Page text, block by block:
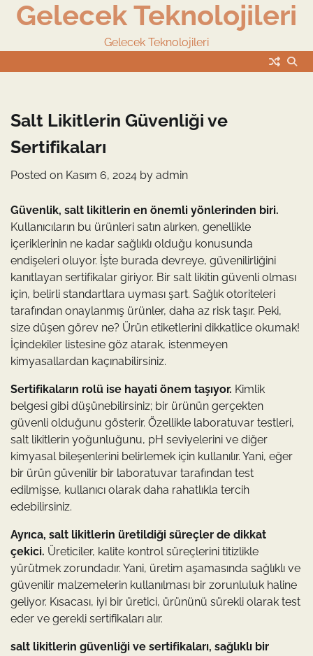
SkipGelecek Teknolojileri
Gelecek Teknolojileri
Salt Likitlerin Güvenliği ve
Sertifikaları
Posted on Kasım 6, 2024 by admin
Güvenlik, salt likitlerin en önemli yönlerinden biri.
Kullanıcıların bu ürünleri satın alırken, genellikle
içeriklerinin ne kadar sağlıklı olduğu konusunda
endişeleri oluyor. İşte burada devreye, güvenilirliğini
kanıtlayan sertifikalar giriyor. Bir salt likitin güvenli olması
için, belirli standartlara uyması şart. Sağlık otoriteleri
tarafından onaylanmış ürünler, daha az risk taşır. Peki,
size düşen görev ne? Ürün etiketlerini dikkatlice okumak!
İçindekiler listesine göz atarak, istenmeyen
kimyasallardan kaçınabilirsiniz.
Sertifikaların rolü ise hayati önem taşıyor. Kimlik
belgesi gibi düşünebilirsiniz; bir ürünün gerçekten
güvenli olduğunu gösterir. Özellikle laboratuvar testleri,
salt likitlerin yoğunluğunu, pH seviyelerini ve diğer
kimyasal bileşenlerini belirlemek için kullanılır. Yani, eğer
bir ürün güvenilir bir laboratuvar tarafından test
edilmişse, kullanıcı olarak daha rahatlıkla tercih
edebilirsiniz.
Ayrıca, salt likitlerin üretildiği süreçler de dikkat
çekici. Üreticiler, kalite kontrol süreçlerini titizlikle
yürütmek zorundadır. Yani, üretim aşamasında sağlıklı ve
güvenilir malzemelerin kullanılması bir zorunluluk haline
geliyor. Kısacası, iyi bir üretici, ürününü sürekli olarak test
eder ve gerekli sertifikaları alır.
salt likitlerin güvenliği ve sertifikaları, sağlıklı bir